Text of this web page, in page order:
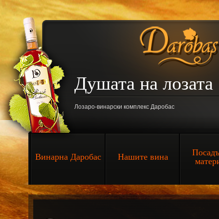
Душата на лозата
Лозаро-винарски комплекс Даробас
Винарна Даробас Нашите вина